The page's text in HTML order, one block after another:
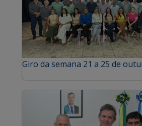
Giro da semana 21 a 25 de